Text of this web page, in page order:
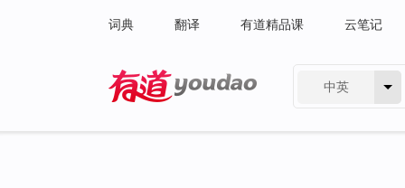
词典 翻译 有道精品课 云笔记
中英